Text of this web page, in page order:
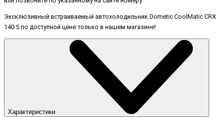
Эксклюзивный встраиваемый автохолодильник Dometic CoolMatic CRX
140 S по доступной цене только в нашем магазине!
Характеристики